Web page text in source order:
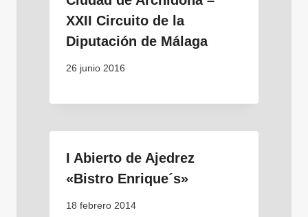
XXII Circuito de la
Diputación de Málaga
26 junio 2016
I Abierto de Ajedrez
«Bistro Enrique´s»
18 febrero 2014